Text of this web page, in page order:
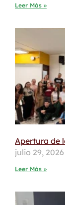
Leer Más »
Apertura de
julio 29, 2026
Leer Más »